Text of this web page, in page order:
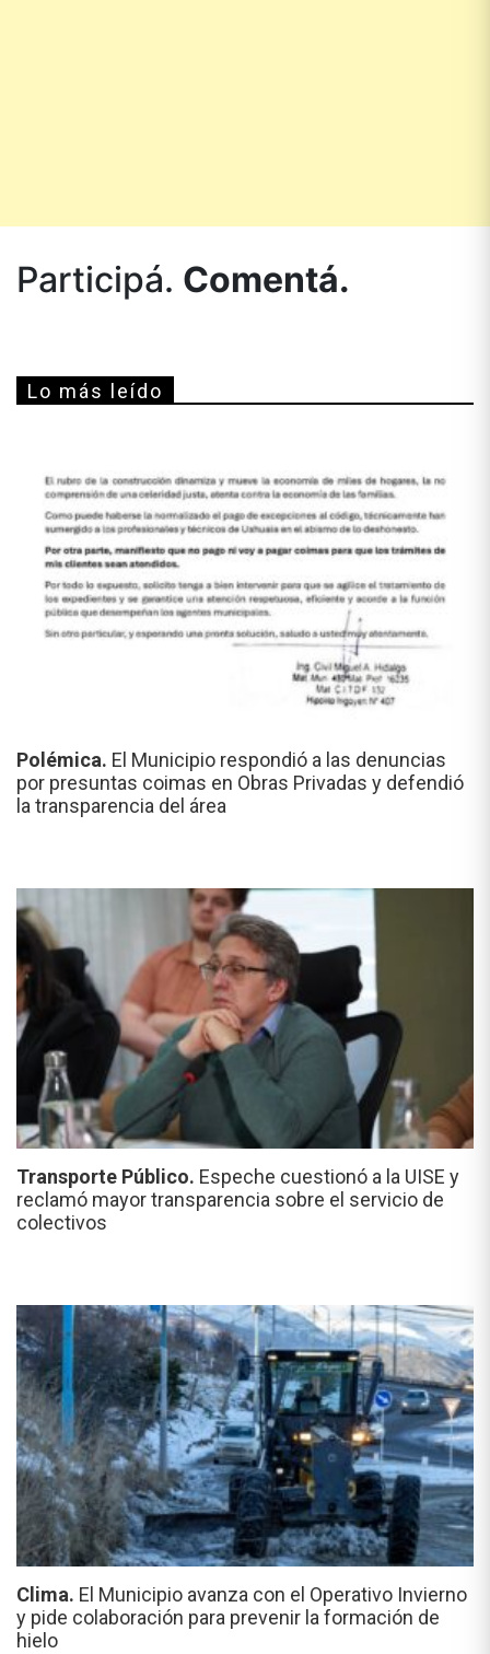
Participá. Comentá.
Lo más leído
Polémica. El Municipio respondió a las denuncias
por presuntas coimas en Obras Privadas y defendió
la transparencia del área
Transporte Público. Espeche cuestionó a la UISE y
reclamó mayor transparencia sobre el servicio de
colectivos
Clima. El Municipio avanza con el Operativo Invierno
y pide colaboración para prevenir la formación de
hielo